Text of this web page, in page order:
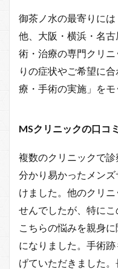
御茶ノ水の最寄りに
他、大阪・横浜・名
術・治療の専門クリ
りの症状やご希望に
療・手術の実施」をモ
MSクリニックの口コミ
複数のクリニックで
分かり易かったメン
けました。他のクリ
せんでしたが、特に
こちらの悩みを親身
になりました。手術
げていただきました。